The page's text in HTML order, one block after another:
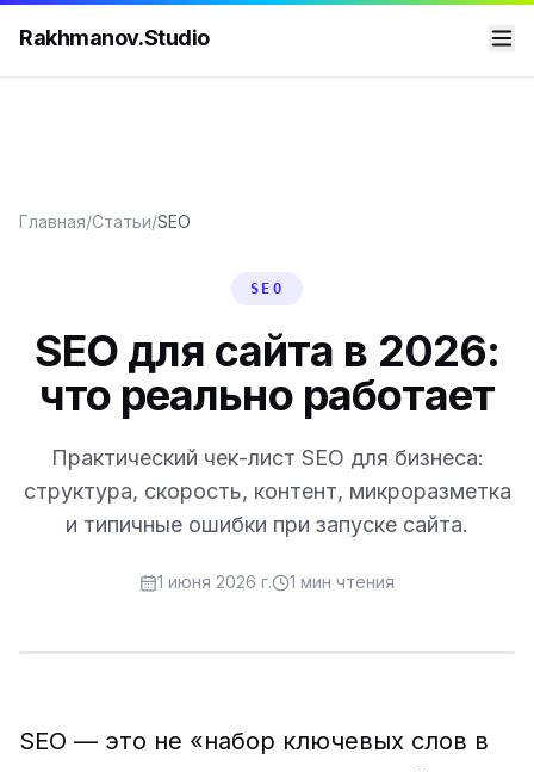
Rakhmanov.Studio
Главная/Статьи/SEO
SEO
SEO для сайта в 2026:
что реально работает
Практический чек-лист SEO для бизнеса:
структура, скорость, контент, микроразметка
и типичные ошибки при запуске сайта.
1 июня 2026 г. 1 мин чтения
SEO — это не «набор ключевых слов в